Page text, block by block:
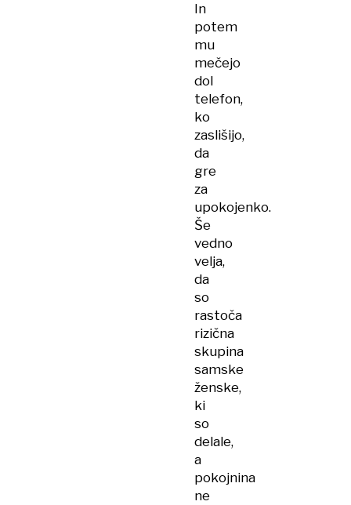
In
potem
mu
mečejo
dol
telefon,
ko
zaslišijo,
da
gre
za
upokojenko.
Še
vedno
velja,
da
so
rastoča
rizična
skupina
samske
ženske,
ki
so
delale,
a
pokojnina
ne